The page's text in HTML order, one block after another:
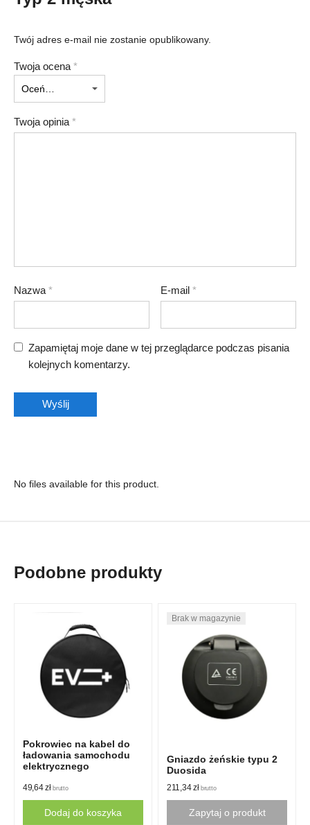
Twój adres e-mail nie zostanie opublikowany.
Twoja ocena *
Twoja opinia *
Nazwa * E-mail*
Zapamiętaj moje dane w tej przeglądarce podczas pisania
kolejnych komentarzy.
No files available for this product.
Podobne produkty
Pokrowiec na kabel do
ładowania samochodu
elektrycznego
49,64zł brutto
Dodaj do koszyka
Gniazdo żeńskie typu 2
Duosida
211,34zł brutto
Zapytaj o produkt